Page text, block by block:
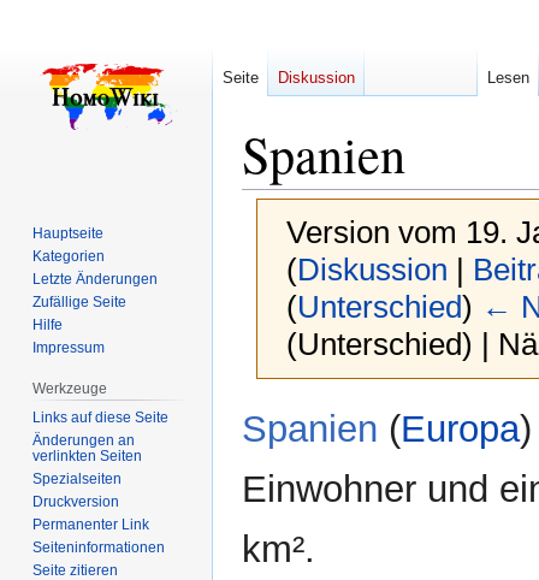
Spanien
Version vom 19.
(Diskussion |
(Unterschied) ←
(Unterschied) |
Navigation
Suche
Spanien (Europa
Einwohner und
km².
Seite Diskussion Lesen
Hauptseite
Kategorien
Letzte Änderungen
Zufällige Seite
Hilfe
Impressum
Werkzeuge
Links auf diese Seite
Änderungen an
verlinkten Seiten
Spezialseiten
Druckversion
Permanenter Link
Seiten­­informationen
Seite zitieren